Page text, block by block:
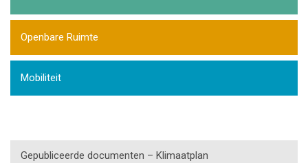
Openbare Ruimte
Mobiliteit
Gepubliceerde documenten – Klimaatplan